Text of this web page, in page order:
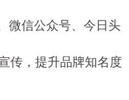
微信公众号、今日头
传，提升品牌知名度